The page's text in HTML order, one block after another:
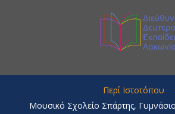
Περί Ιστοτόπου
Μουσικό Σχολείο Σπάρτης,